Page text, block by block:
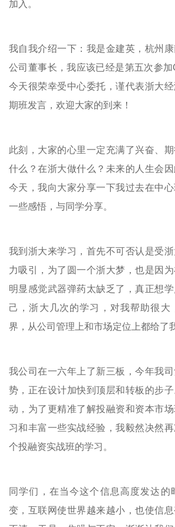
加入。
我自我介绍一下：我是金建英，杭州
公司董事长，我应该已经是第五次参加
今天很荣幸受中心委托，谨代表浙大
期班发言，欢迎大家的到来！
此刻，大家的心里一定充满了兴奋、
什么？在浙大做什么？未来的人生会
今天，我向大家分享一下我过去在中
一些感悟，与同学分享。
我到浙大来学习，首先不可否认是受
力吸引，为了圆一个浙大梦，也是因
明显感觉武器弹药太缺乏了，真正想
己，浙大几次的学习，对我帮助很大
界，从公司管理上和市场定位上都给了
我公司在一六年上了新三板，今年我
势，正在设计加快到顶层和转板的步
动，为了更精准了解投融资和资本市
习和丰富一些实战经验，我毅然决然
个投融资实战班的学习。
同学们，在当今这个信息高度发达的
变，互联网使世界越来越小，也使信